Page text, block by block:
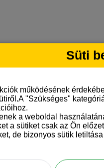
Süti
működésének
"Szükséges"
a weboldal
a sütiket csak az Ön
de bizonyos sütik